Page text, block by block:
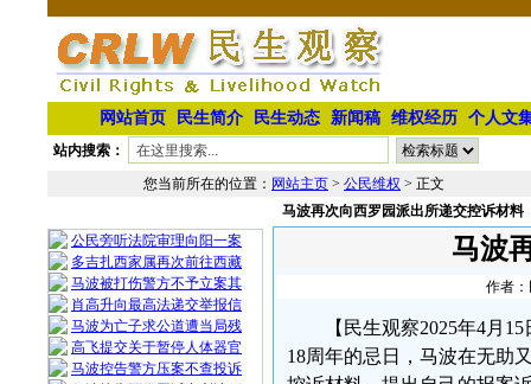
网站首页 民生简介 民生动态 新闻稿 维权经历 个人文
站内搜索：
您当前所在的位置： 网站主页 > 公民维权 > 正文
公民旁听法院审理向阳一案
多吉扎西家属再次前往西藏
马波被打伤警方不予立案其
肖高升向最高法递交举报信
马波为亡子求公道遭当局残
高飞提交关于暂停人体器官
马波控告警方压案不查投诉
马波再次向西罗园派出所递交控诉材料
马波
作者：
【民生观察2025年4月
18周年的忌日，马波在无助